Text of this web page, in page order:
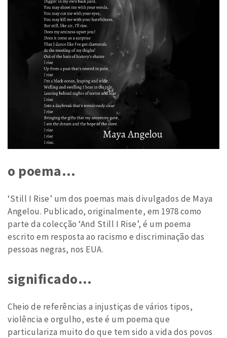
o poema…
‘Still I Rise’ um dos poemas mais divulgados de Maya
Angelou. Publicado, originalmente, em 1978 como
parte da colecção ‘And Still I Rise’, é um poema
escrito em resposta ao racismo e discriminação das
pessoas negras, nos EUA.
significado…
Cheio de referências a injustiças de vários tipos,
violência e orgulho, este é um poema que
particulariza muito do que tem sido a vida dos povos